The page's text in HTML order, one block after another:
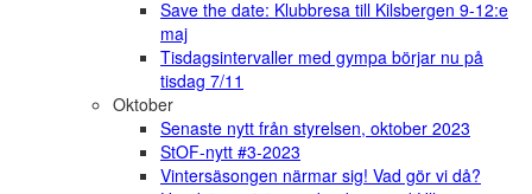
Save the date: Klubbresa till Kilsbergen 9-12:e
maj
Tisdagsintervaller med gympa börjar nu på
tisdag 7/11
Oktober
Senaste nytt från styrelsen, oktober 2023
StOF-nytt #3-2023
Vintersäsongen närmar sig! Vad gör vi då?